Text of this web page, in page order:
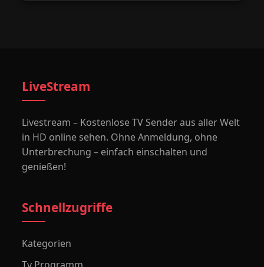
LiveStream
Livestream – Kostenlose TV Sender aus aller Welt
in HD online sehen. Ohne Anmeldung, ohne
Unterbrechung – einfach einschalten und
genießen!
Schnellzugriffe
Kategorien